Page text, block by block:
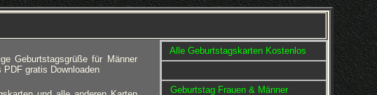
Geburtstagsgrüße für Männer
gratis Downloaden
Alle Geburtstagskarten Kostenlos
Geburtstag Frauen & Männer